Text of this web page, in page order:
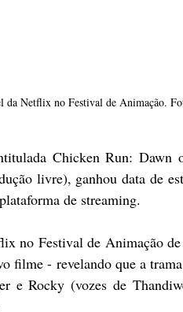
da Netflix no Festival de Animação.
Chicken Run: Dawn
livre), ganhou data de
de streaming.
no Festival de Animação
filme - revelando que a
e Rocky (vozes de